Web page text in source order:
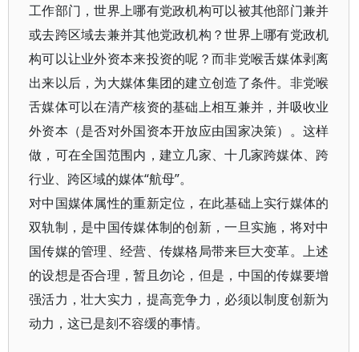
工作部门，世界上哪有党政机构可以被其他部门兼并
或去跨区域去兼并其他党政机构？世界上哪有党政机
构可以让业外资本来投资的呢？而非党喉舌媒体剥离
出来以后，为大媒体集团的建立创造了条件。非党喉
舌媒体可以在清产核资的基础上相互兼并，并吸收业
外资本（是否对外国资本开放应由国家决策）。这样
做，可在全国范围内，建立几家、十几家跨媒体、跨
行业、跨区域的媒体“航母”。
对中国媒体属性的重新定位，在此基础上实行媒体的
双轨制，是中国传媒体制的创新，一旦实施，将对中
国传媒的管理、经营、传媒格局带来巨大变革。上述
的设想是否合理，暂且勿论，但是，中国的传媒要增
强活力，壮大实力，提高竞争力，必须以制度创新为
动力，这已是刻不容缓的事情。